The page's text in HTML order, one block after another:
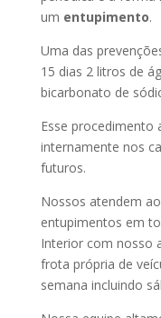
um entupimento.
Uma das
15 dias 2 litros de
bicarbonato de
Esse procedimento
internamente nos
futuros.
Nossos atendem
entupimentos em
Interior com nosso
frota própria de
semana incluindo